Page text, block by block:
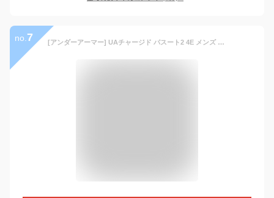
no. 7 [アンダーアーマー] UAチャージド パスート2 4E メンズ 3023845 ブラック/ブラック 26.0 cm